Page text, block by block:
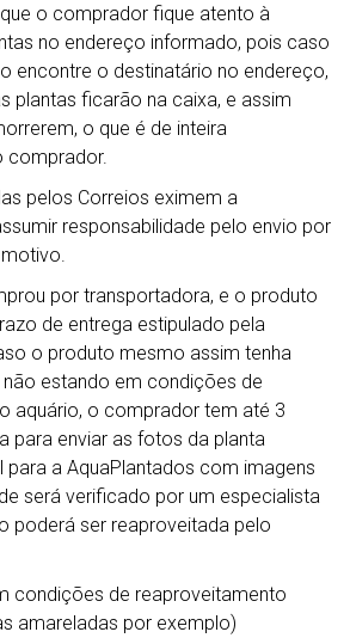
o comprador fique atento à
no endereço informado, pois caso
encontre o destinatário no endereço,
plantas ficarão na caixa, e assim
o que é de inteira
comprador.
pelos Correios eximem a
responsabilidade pelo envio por
por transportadora, e o produto
de entrega estipulado pela
o produto mesmo assim tenha
estando em condições de
aquário, o comprador tem até 3
para enviar as fotos da planta
para a AquaPlantados com imagens
será verificado por um especialista
poderá ser reaproveitada pelo
condições de reaproveitamento
amareladas por exemplo)